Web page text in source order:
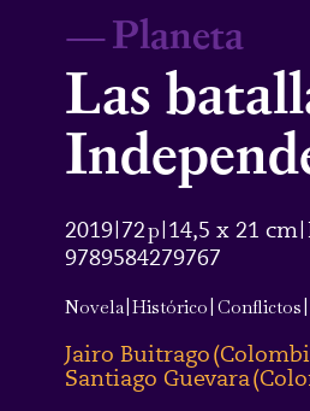
—Planeta
Las
2019 72p 14,5 x 21 cm
9789584279767
Novela Histórico Conflictos
Jairo Buitrago(
Santiago Guevara(